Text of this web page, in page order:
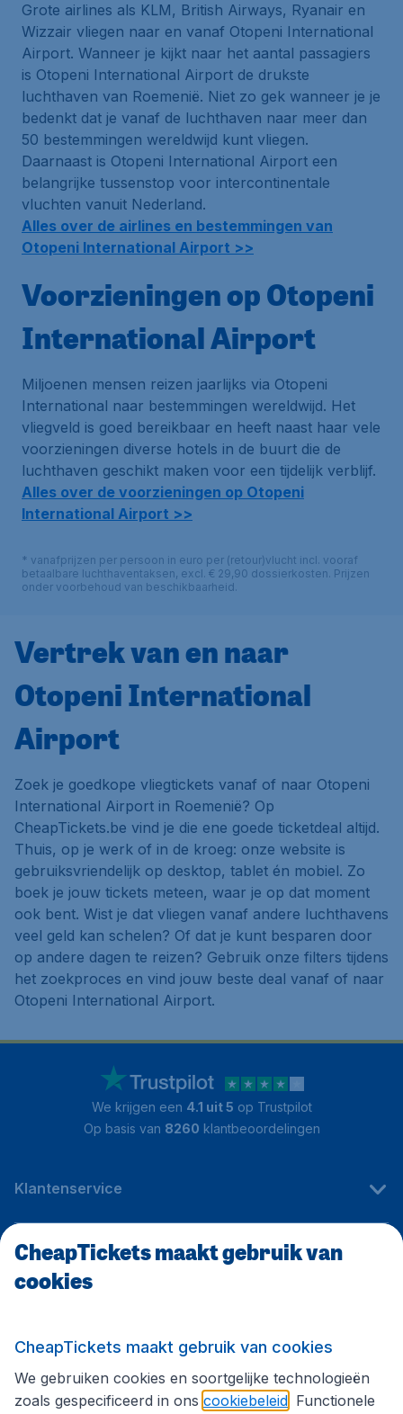
Grote airlines als KLM, British Airways, Ryanair en
Wizzair vliegen naar en vanaf Otopeni International
Airport. Wanneer je kijkt naar het aantal passagiers
is Otopeni International Airport de drukste
luchthaven van Roemenië. Niet zo gek wanneer je je
bedenkt dat je vanaf de luchthaven naar meer dan
50 bestemmingen wereldwijd kunt vliegen.
Daarnaast is Otopeni International Airport een
belangrijke tussenstop voor intercontinentale
vluchten vanuit Nederland.
Alles over de airlines en bestemmingen van
Otopeni International Airport >>
Voorzieningen op Otopeni
International Airport
Miljoenen mensen reizen jaarlijks via Otopeni
International naar bestemmingen wereldwijd. Het
vliegveld is goed bereikbaar en heeft naast haar vele
voorzieningen diverse hotels in de buurt die de
luchthaven geschikt maken voor een tijdelijk verblijf.
Alles over de voorzieningen op Otopeni
International Airport >>
* vanafprijzen per persoon in euro per (retour)vlucht incl. vooraf
betaalbare luchthaventaksen, excl. € 29,90 dossierkosten. Prijzen
onder voorbehoud van beschikbaarheid.
Vertrek van en naar
Otopeni International
Airport
Zoek je goedkope vliegtickets vanaf of naar Otopeni
International Airport in Roemenië? Op
CheapTickets.be vind je die ene goede ticketdeal altijd.
Thuis, op je werk of in de kroeg: onze website is
gebruiksvriendelijk op desktop, tablet én mobiel. Zo
boek je jouw tickets meteen, waar je op dat moment
ook bent. Wist je dat vliegen vanaf andere luchthavens
veel geld kan schelen? Of dat je kunt besparen door
op andere dagen te reizen? Gebruik onze filters tijdens
het zoekproces en vind jouw beste deal vanaf of naar
Otopeni International Airport.
We krijgen een 4.1 uit 5 op Trustpilot
Op basis van 8260 klantbeoordelingen
Klantenservice
CheapTickets.be
Volg CheapTickets.be
CheapTickets maakt gebruik van
cookies
CheapTickets maakt gebruik van cookies
We gebruiken cookies en soortgelijke technologieën
zoals gespecificeerd in ons cookiebeleid . Functionele